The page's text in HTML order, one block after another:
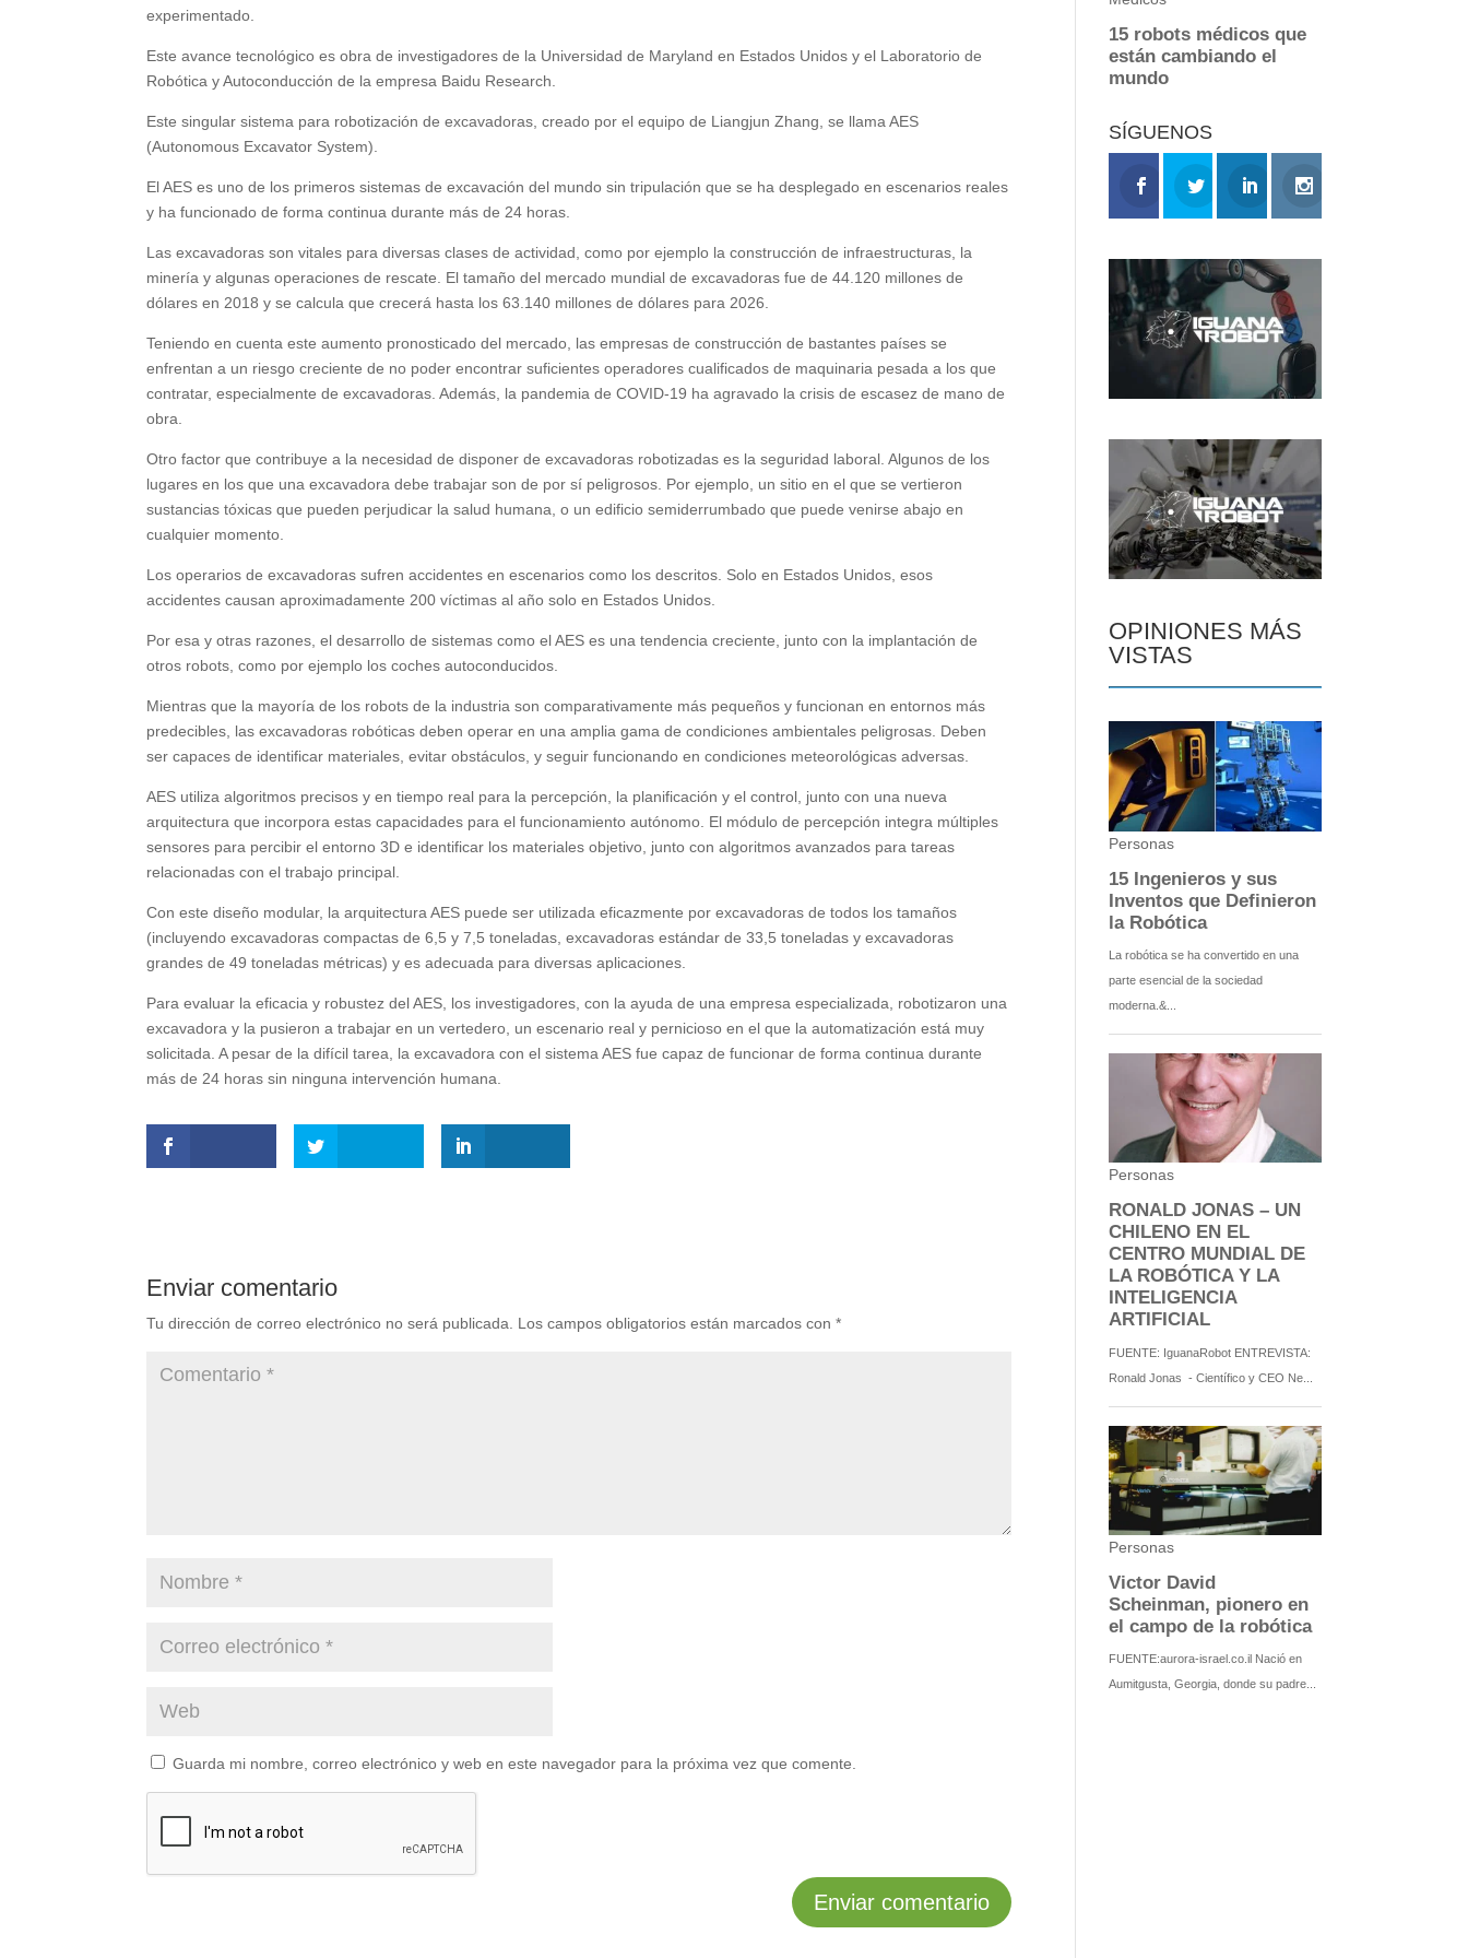
experimentado.
Este avance tecnológico es obra de investigadores de la Universidad de Maryland en Estados Unidos y el Laboratorio de
Robótica y Autoconducción de la empresa Baidu Research.
Este singular sistema para robotización de excavadoras, creado por el equipo de Liangjun Zhang, se llama AES
(Autonomous Excavator System).
El AES es uno de los primeros sistemas de excavación del mundo sin tripulación que se ha desplegado en escenarios reales
y ha funcionado de forma continua durante más de 24 horas.
Las excavadoras son vitales para diversas clases de actividad, como por ejemplo la construcción de infraestructuras, la
minería y algunas operaciones de rescate. El tamaño del mercado mundial de excavadoras fue de 44.120 millones de
dólares en 2018 y se calcula que crecerá hasta los 63.140 millones de dólares para 2026.
Teniendo en cuenta este aumento pronosticado del mercado, las empresas de construcción de bastantes países se
enfrentan a un riesgo creciente de no poder encontrar suficientes operadores cualificados de maquinaria pesada a los que
contratar, especialmente de excavadoras. Además, la pandemia de COVID-19 ha agravado la crisis de escasez de mano de
obra.
Otro factor que contribuye a la necesidad de disponer de excavadoras robotizadas es la seguridad laboral. Algunos de los
lugares en los que una excavadora debe trabajar son de por sí peligrosos. Por ejemplo, un sitio en el que se vertieron
sustancias tóxicas que pueden perjudicar la salud humana, o un edificio semiderrumbado que puede venirse abajo en
cualquier momento.
Los operarios de excavadoras sufren accidentes en escenarios como los descritos. Solo en Estados Unidos, esos
accidentes causan aproximadamente 200 víctimas al año solo en Estados Unidos.
Por esa y otras razones, el desarrollo de sistemas como el AES es una tendencia creciente, junto con la implantación de
otros robots, como por ejemplo los coches autoconducidos.
Mientras que la mayoría de los robots de la industria son comparativamente más pequeños y funcionan en entornos más
predecibles, las excavadoras robóticas deben operar en una amplia gama de condiciones ambientales peligrosas. Deben
ser capaces de identificar materiales, evitar obstáculos, y seguir funcionando en condiciones meteorológicas adversas.
AES utiliza algoritmos precisos y en tiempo real para la percepción, la planificación y el control, junto con una nueva
arquitectura que incorpora estas capacidades para el funcionamiento autónomo. El módulo de percepción integra múltiples
sensores para percibir el entorno 3D e identificar los materiales objetivo, junto con algoritmos avanzados para tareas
relacionadas con el trabajo principal.
Con este diseño modular, la arquitectura AES puede ser utilizada eficazmente por excavadoras de todos los tamaños
(incluyendo excavadoras compactas de 6,5 y 7,5 toneladas, excavadoras estándar de 33,5 toneladas y excavadoras
grandes de 49 toneladas métricas) y es adecuada para diversas aplicaciones.
Para evaluar la eficacia y robustez del AES, los investigadores, con la ayuda de una empresa especializada, robotizaron una
excavadora y la pusieron a trabajar en un vertedero, un escenario real y pernicioso en el que la automatización está muy
solicitada. A pesar de la difícil tarea, la excavadora con el sistema AES fue capaz de funcionar de forma continua durante
más de 24 horas sin ninguna intervención humana.
Enviar comentario
Tu dirección de correo electrónico no será publicada. Los campos obligatorios están marcados con*
Guarda mi nombre, correo electrónico y web en este navegador para la próxima vez que comente.
SÍGUENOS
OPINIONES MÁS
VISTAS